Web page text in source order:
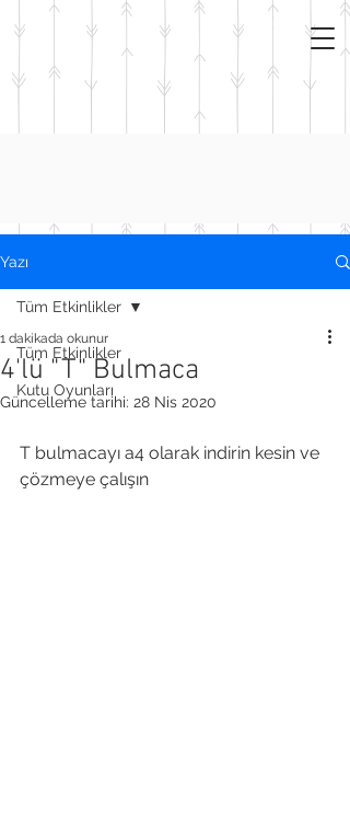
Yazı
Tüm Etkinlikler
Kutu Oyunları
Tüm Etkinlikler
4'lü "T" Bulmaca
1 dakikada okunur
Güncelleme tarihi: 28 Nis 2020
T bulmacayı a4 olarak indirin kesin ve
çözmeye çalışın